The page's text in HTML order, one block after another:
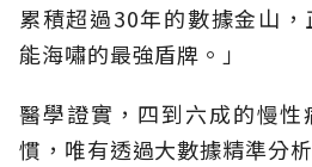
累積超過30年的數據金山
能海嘯的最強盾牌。」
醫學證實，四到六成的慢
慣，唯有透過大數據精準分